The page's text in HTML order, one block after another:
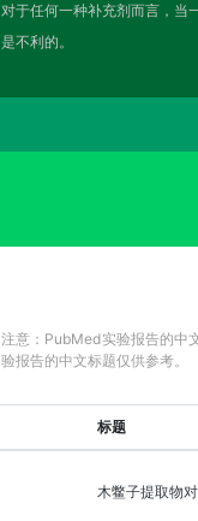
对于任何一种补充剂而言，当
是不利的。
注意：PubMed实验报告的中
验报告的中文标题仅供参考。
标题
木鳖子提取物